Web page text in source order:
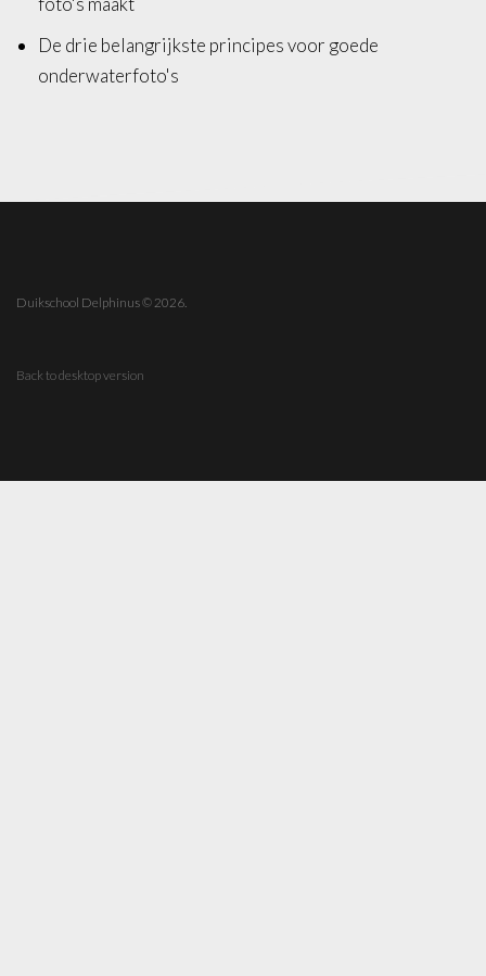
De drie belangrijkste principes voor goede
onderwaterfoto's
Duikschool Delphinus©2026.
Back to desktop version